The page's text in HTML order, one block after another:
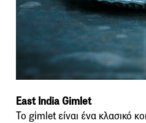
East India Gimlet
Το gimlet είναι ένα κλασικό